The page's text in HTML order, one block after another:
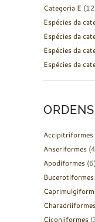
Categoria E
Espécies da
Espécies da
Espécies da
Espécies da
Accipitriformes
Anseriformes
Apodiformes (6)
Bucerotiformes
Ciconiiformes